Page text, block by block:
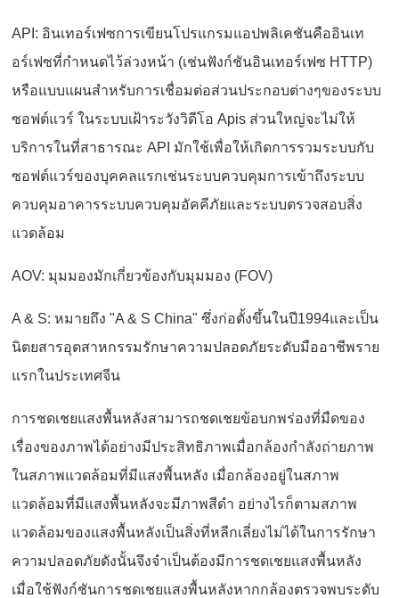
API: อินเทอร์เฟซการเขียนโปรแกรมแอปพลิเคชันคืออินเท
อร์เฟซที่กำหนดไว้ล่วงหน้า (เช่นฟังก์ชันอินเทอร์เฟซ HTTP)
หรือแบบแผนสำหรับการเชื่อมต่อส่วนประกอบต่างๆของระบบ
ซอฟต์แวร์ ในระบบเฝ้าระวังวิดีโอ Apis ส่วนใหญ่จะไม่ให้
บริการในที่สาธารณะ API มักใช้เพื่อให้เกิดการรวมระบบกับ
ซอฟต์แวร์ของบุคคลแรกเช่นระบบควบคุมการเข้าถึงระบบ
ควบคุมอาคารระบบควบคุมอัคคีภัยและระบบตรวจสอบสิ่ง
แวดล้อม
AOV: มุมมองมักเกี่ยวข้องกับมุมมอง (FOV)
A & S: หมายถึง "A & S China" ซึ่งก่อตั้งขึ้นในปี1994และเป็น
นิตยสารอุตสาหกรรมรักษาความปลอดภัยระดับมืออาชีพราย
แรกในประเทศจีน
การชดเชยแสงพื้นหลังสามารถชดเชยข้อบกพร่องที่มืดของ
เรื่องของภาพได้อย่างมีประสิทธิภาพเมื่อกล้องกำลังถ่ายภาพ
ในสภาพแวดล้อมที่มีแสงพื้นหลัง เมื่อกล้องอยู่ในสภาพ
แวดล้อมที่มีแสงพื้นหลังจะมีภาพสีดำ อย่างไรก็ตามสภาพ
แวดล้อมของแสงพื้นหลังเป็นสิ่งที่หลีกเลี่ยงไม่ได้ในการรักษา
ความปลอดภัยดังนั้นจึงจำเป็นต้องมีการชดเชยแสงพื้นหลัง
เมื่อใช้ฟังก์ชันการชดเชยแสงพื้นหลังหากกล้องตรวจพบระดับ